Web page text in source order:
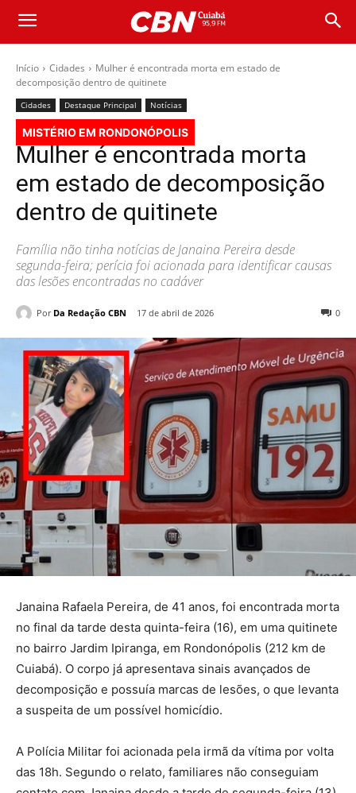
Início Cidades
Mulher é encontrada morta em estado de
decomposição dentro de quitinete
Cidades Destaque Principal Notícias
MISTÉRIO EM RONDONÓPOLIS
Mulher é encontrada morta
em estado de decomposição
dentro de quitinete
Família não tinha notícias de Janaina Pereira desde
segunda-feira; perícia foi acionada para identificar causas
das lesões encontradas no cadáver
Por Da Redação CBN 17 de abril de 2026 0
Janaina Rafaela Pereira, de 41 anos, foi encontrada morta
no final da tarde desta quinta-feira (16), em uma quitinete
no bairro Jardim Ipiranga, em Rondonópolis (212 km de
Cuiabá). O corpo já apresentava sinais avançados de
decomposição e possuía marcas de lesões, o que levanta
a suspeita de um possível homicídio.
A Polícia Militar foi acionada pela irmã da vítima por volta
das 18h. Segundo o relato, familiares não conseguiam